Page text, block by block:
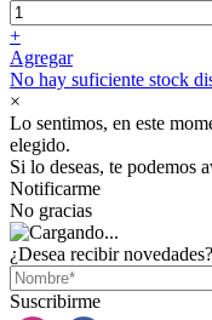
+
Agregar
No hay suficiente stock
×
Lo sentimos, en este
elegido.
Si lo deseas, te podemos
Notificarme
No gracias
¿Desea recibir novedades?
Suscribirme